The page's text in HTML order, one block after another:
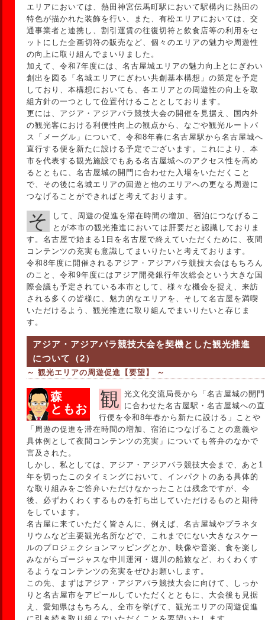
エリアにおいては、熱田神宮伝馬町駅において駅構内に熱田の
特色が描かれた装飾を行い、また、有松エリアにおいては、交
通事業者と連携し、割引運賃の往復切符と飲食店等の利用をセ
ットにした企画切符の販売など、個々のエリアの魅力や周遊性
の向上に取り組んでまいりました。
加えて、令和7年度には、名古屋城エリアの魅力向上とにぎわい
創出を図る「名城エリアにぎわい共創基本構想」の策定を予定
しており、本構想においても、各エリアとの周遊性の向上を取
組方針の一つとして位置付けることとしております。
更には、アジア・アジアパラ競技大会の開催を見据え、国内外
の観光客における利便性向上の観点から、なごや観光ルートバ
ス「メーグル」について、令和8年春に名古屋駅から名古屋城へ
直行する便を新たに設ける予定でございます。これにより、本
市を代表する観光施設でもある名古屋城へのアクセス性を高め
るとともに、名古屋城の開門に合わせた入場をいただくこと
で、その後に名城エリアの回遊と他のエリアへの更なる周遊に
つなげることができればと考えております。
そして、周遊の促進を滞在時間の増加、宿泊につなげるこ
とが本市の観光推進においては肝要だと認識しておりま
す。名古屋で始まる1日を名古屋で終えていただくために、夜間
コンテンツの充実も意識してまいりたいと考えております。
令和8年度に開催されるアジア・アジアパラ競技大会はもちろん
のこと、令和9年度にはアジア開発銀行年次総会という大きな国
際会議も予定されている本市として、様々な機会を捉え、来訪
される多くの皆様に、魅力的なエリアを、そして名古屋を満喫
いただけるよう、観光推進に取り組んでまいりたいと存じま
す。
アジア・アジアパラ競技大会を契機とした観光推進
について（2）
～ 観光エリアの周遊促進【要望】 ～
森
ともお
観光文化交流局長から「名古屋城の開門
に合わせた名古屋駅・名古屋城への直
行便を令和8年春から新たに設ける」ことや
「周遊の促進を滞在時間の増加、宿泊につなげることの意義や
具体例として夜間コンテンツの充実」についても答弁のなかで
言及された。
しかし、私としては、アジア・アジアパラ競技大会まで、あと1
年を切ったこのタイミングにおいて、インパクトのある具体的
な取り組みをご答弁いただけなかったことは残念ですが、今
後、必ずわくわくするものを打ち出していただけるものと期待
をしています。
名古屋に来ていただく皆さんに、例えば、名古屋城やプラネタ
リウムなど主要観光名所などで、これまでにない大きなスケー
ルのプロジェクションマッピングとか、映像や音楽、食を楽し
みながらゴージャスな中川運河・堀川の船旅など、わくわくす
るようなコンテンツの充実をぜひお願いします。
この先、まずはアジア・アジアパラ競技大会に向けて、しっか
りと名古屋市をアピールしていただくとともに、大会後も見据
え、愛知県はもちろん、全市を挙げて、観光エリアの周遊促進